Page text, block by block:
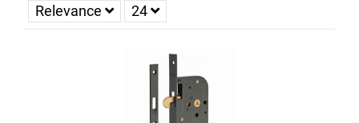
Relevance 24